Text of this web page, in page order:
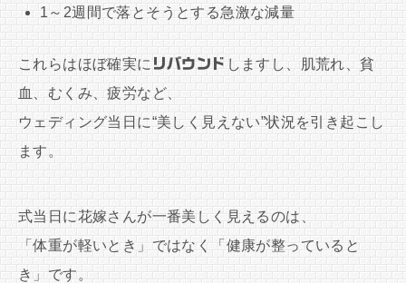
1～2週間で落とそうとする急激な減量
これらはほぼ確実に リバウンド しますし、肌荒れ、貧
血、むくみ、疲労など、
ウェディング当日に“美しく見えない”状況を引き起こし
ます。
式当日に花嫁さんが一番美しく見えるのは、
「体重が軽いとき」ではなく「健康が整っていると
き」です。